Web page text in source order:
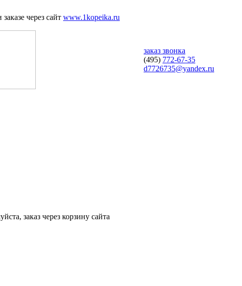
через сайт www.1kopeika.ru
заказ звонка
(495) 772-67-35
d7726735@yandex.ru
заказ через корзину сайта